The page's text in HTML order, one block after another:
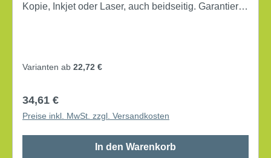
Kopie, Inkjet oder Laser, auch beidseitig. Garantiert
Varianten ab 22,72 €
Regulärer Preis:
34,61 €
Preise inkl. MwSt. zzgl. Versandkosten
In den Warenkorb